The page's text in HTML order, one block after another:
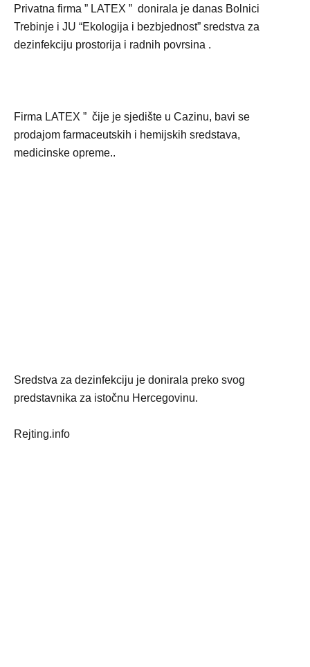
Privatna firma ” LATEX ” donirala je danas Bolnici
Trebinje i JU “Ekologija i bezbjednost” sredstva za
dezinfekciju prostorija i radnih povrsina .
Firma LATEX ” čije je sjedište u Cazinu, bavi se
prodajom farmaceutskih i hemijskih sredstava,
medicinske opreme..
Sredstva za dezinfekciju je donirala preko svog
predstavnika za istočnu Hercegovinu.
Rejting.info